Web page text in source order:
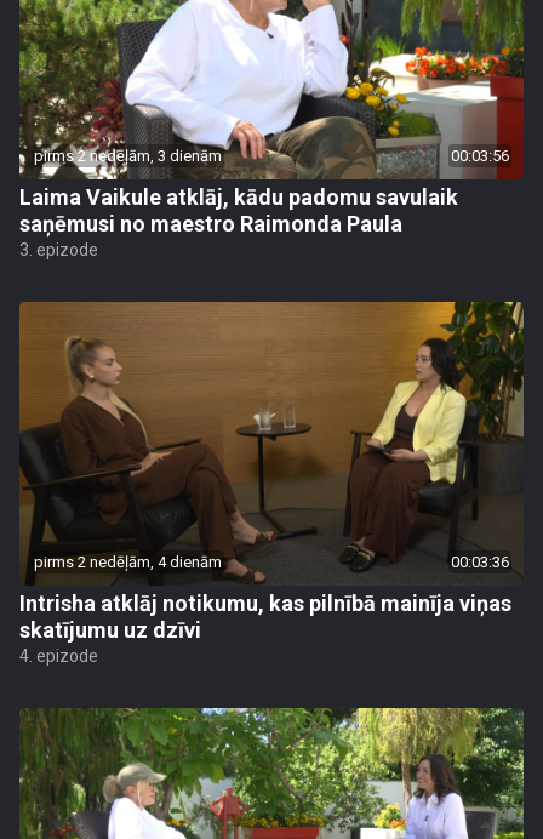
pirms 2 nedēļām, 3 dienām 00:03:56
Laima Vaikule atklāj, kādu padomu savulaik
saņēmusi no maestro Raimonda Paula
3. epizode
pirms 2 nedēļām, 4 dienām 00:03:36
Intrisha atklāj notikumu, kas pilnībā mainīja viņas
skatījumu uz dzīvi
4. epizode